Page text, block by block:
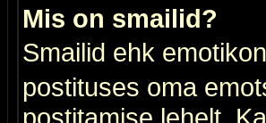
Mis on smailid?
Smailid ehk
postituses oma